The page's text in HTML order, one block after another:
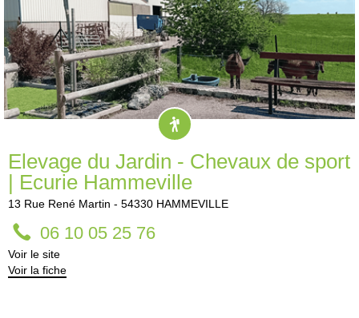
Elevage du Jardin - Chevaux de sport
| Ecurie Hammeville
13 Rue René Martin - 54330 HAMMEVILLE
06 10 05 25 76
Voir le site
Voir la fiche